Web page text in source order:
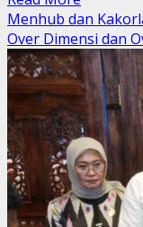
more
about
Jubah
dalam
Tradisi
Gereja:
Simbol
dan
Identitas
Menhub dan
Over Dimensi dan